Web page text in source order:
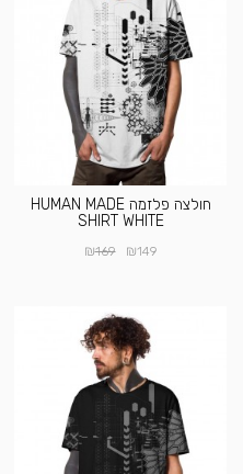
חולצה פלזמה HUMAN MADE
SHIRT WHITE
₪149
₪169